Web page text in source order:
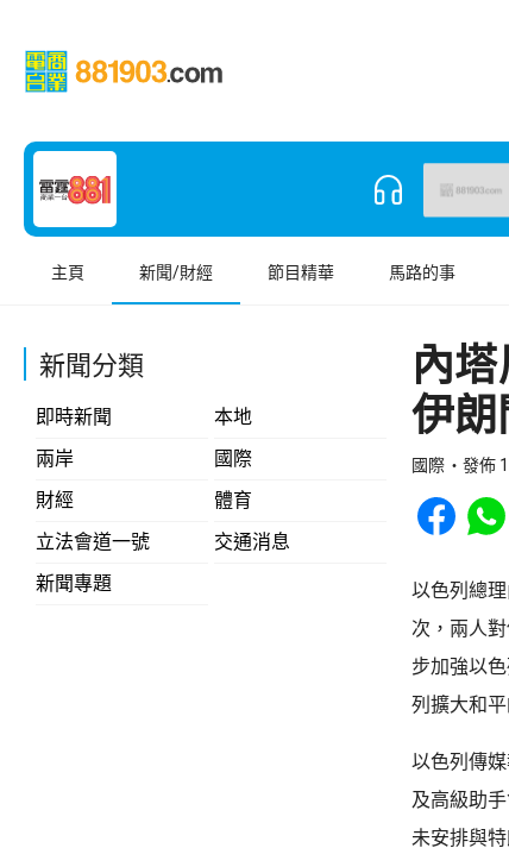
主頁 新聞/財經 節目精華 馬路的事
新聞分類
即時新聞
本地
兩岸
國際
財經
體育
立法會道一號
交通消息
新聞專題
內
伊朗
國際 發佈
Share to
以色列總
次，兩人
步加強以
列擴大和
以色列傳
及高級助
未安排與